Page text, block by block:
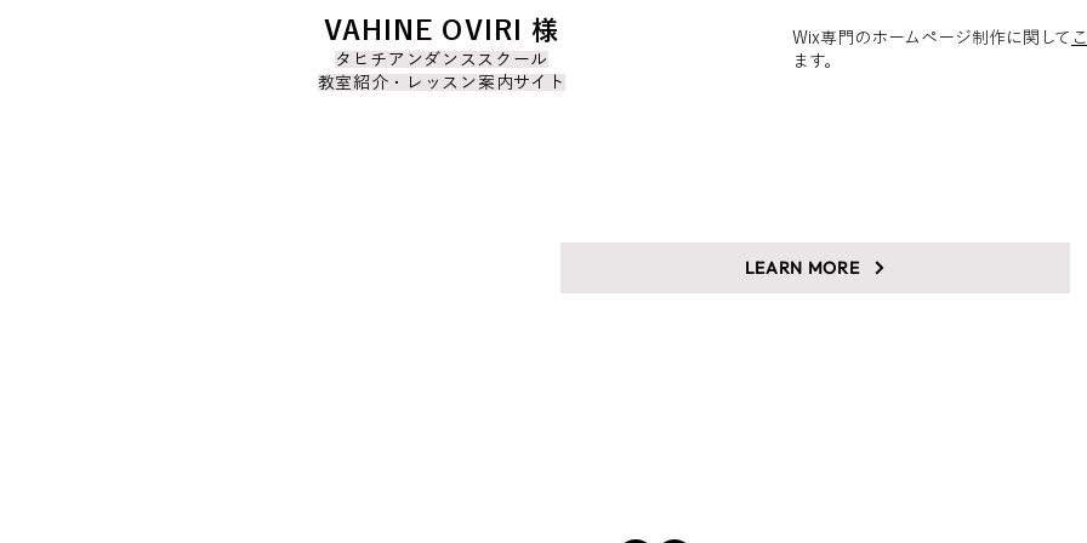
VAHINE OVIRI 様
タヒチアンダンススクール
教室紹介・レッスン案内サイト
Wix専門のホームページ制作に関して
ます。
LEARN MORE